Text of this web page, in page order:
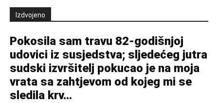
Izdvojeno
Pokosila sam travu 82-godišnjoj
udovici iz susjedstva; sljedećeg jutra
sudski izvršitelj pokucao je na moja
vrata sa zahtjevom od kojeg mi se
sledila krv...